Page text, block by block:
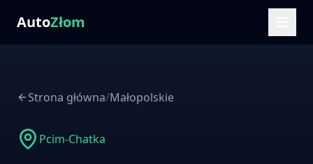
AutoZłom
Strona główna/Małopolskie
Pcim-Chatka